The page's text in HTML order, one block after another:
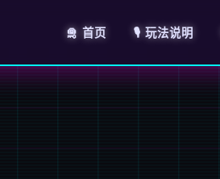
🛅 首页 🎙️ 玩法说明